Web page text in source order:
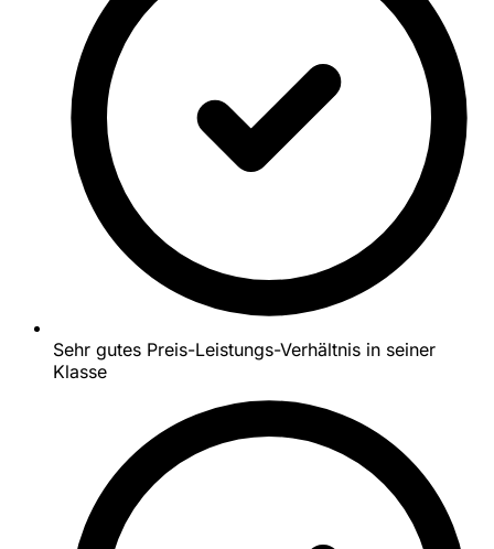
Sehr gutes Preis-Leistungs-Verhältnis in seiner
Klasse